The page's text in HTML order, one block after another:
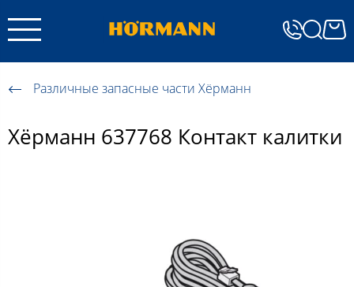
Различные запасные части Хёрманн
Хёрманн 637768 Контакт калитки